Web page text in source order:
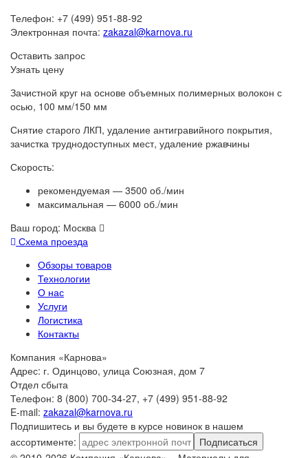
Телефон: +7 (499) 951-88-92
Электронная почта: zakazal@karnova.ru
Оставить запрос
Узнать цену
Зачистной круг на основе объемных полимерных волокон с
осью, 100 мм/150 мм
Снятие старого ЛКП, удаление антигравийного покрытия,
зачистка труднодоступных мест, удаление ржавчины
Скорость:
рекомендуемая — 3500 об./мин
максимальная — 6000 об./мин
Ваш город: Москва
Схема проезда
Обзоры товаров
Технологии
О нас
Услуги
Логистика
Контакты
Компания «Карнова»
Адрес: г. Одинцово, улица Союзная, дом 7
Отдел сбыта
Телефон: 8 (800) 700-34-27, +7 (499) 951-88-92
E-mail: zakazal@karnova.ru
Подпишитесь и вы будете в курсе новинок в нашем
ассортименте:
Подписаться